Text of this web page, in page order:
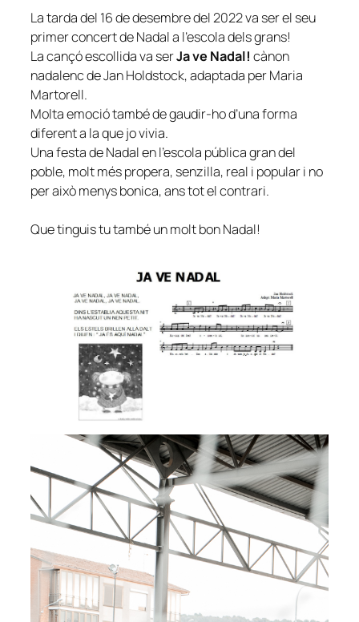
La tarda del 16 de desembre del 2022 va ser el seu
primer concert de Nadal a l’escola dels grans!
La cançó escollida va serJa ve Nadal! cànon
nadalenc de Jan Holdstock, adaptada per Maria
Martorell.
Molta emoció també de gaudir-ho d’una forma
diferent a la que jo vivia.
Una festa de Nadal en l’escola pública gran del
poble, molt més propera, senzilla, real i popular i no
per això menys bonica, ans tot el contrari.
Que tinguis tu també un molt bon Nadal!